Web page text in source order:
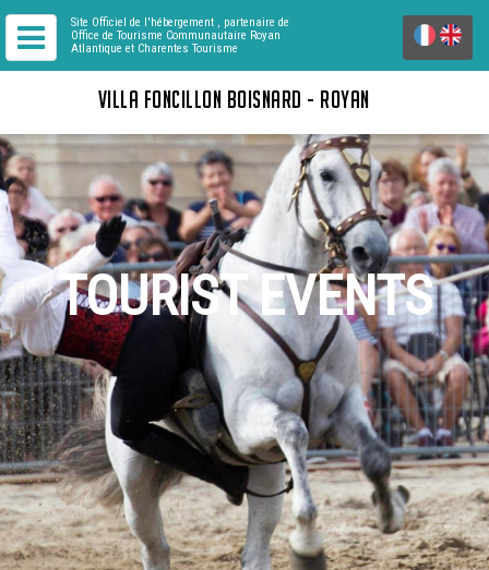
Site Officiel de l'hébergement , partenaire de
Office de Tourisme Communautaire Royan
Atlantique et Charentes Tourisme
VILLA FONCILLON BOISNARD - ROYAN
TOURIST EVENTS